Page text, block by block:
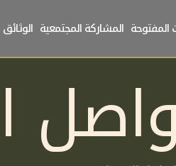
المفتوحة المشاركة المجتمعية